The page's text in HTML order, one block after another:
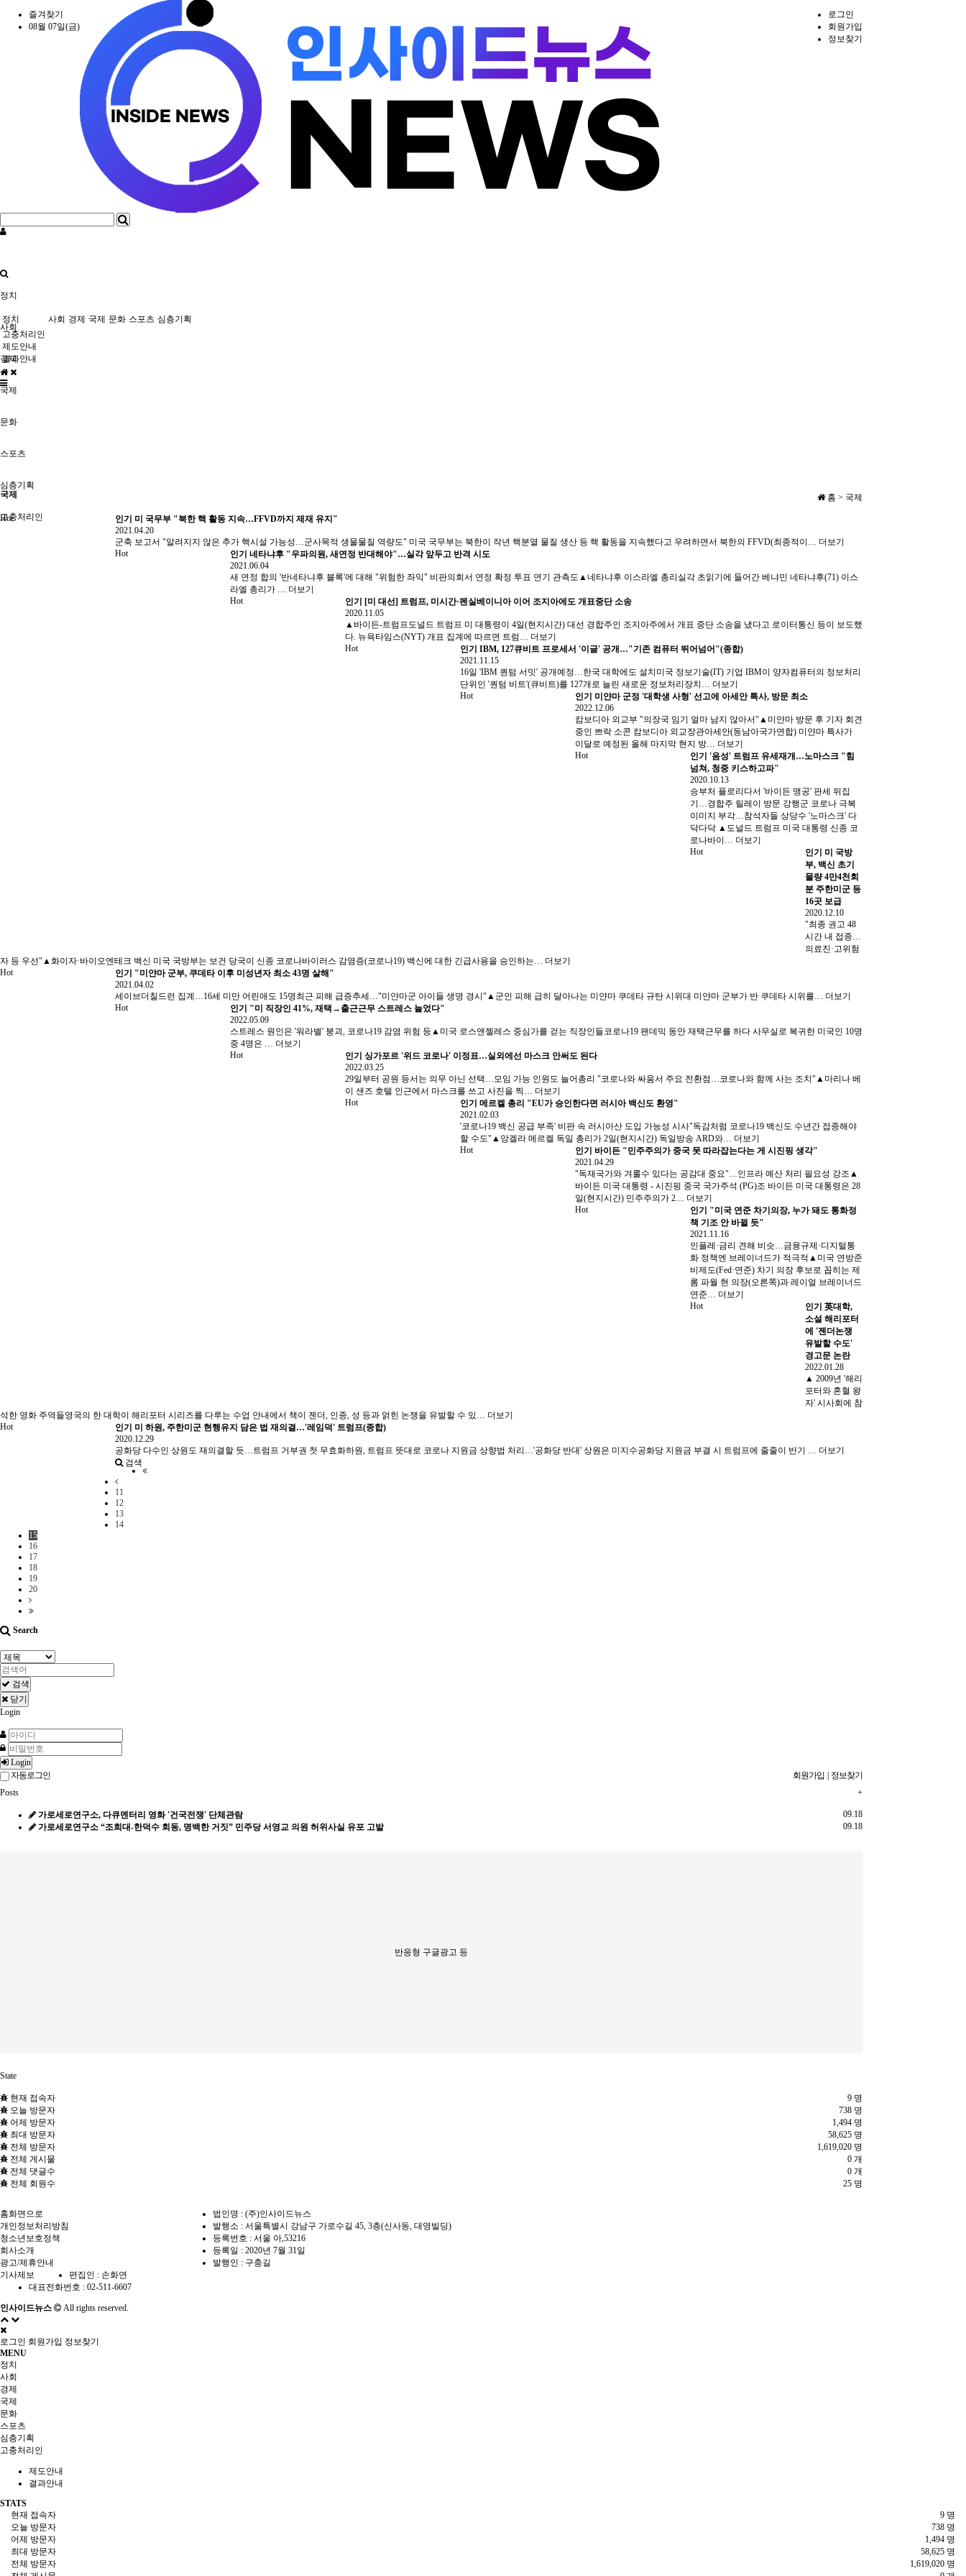
즐겨찾기
08월 07일(금)
로그인
회원가입
정보찾기
정치
사회
경제
국제
문화
스포츠
심층기획
고충처리인
정치 사회 경제 국제 문화 스포츠 심층기획
고충처리인
제도안내
결과안내
홈 > 국제
국제
Hot 인기
미 국무부 "북한 핵 활동 지속…FFVD까지 제재 유지"
2021.04.20
군축 보고서 "알려지지 않은 추가 핵시설 가능성…군사목적 생물물질 역량도" 미국 국무부는 북한이 작년 핵분열 물질 생산 등 핵 활동을 지속했다고 우려하면서 북한의 FFVD(최종적이… 더보기
Hot
인기 네타냐후 "우파의원, 새연정 반대해야"…실각 앞두고 반격 시도
2021.06.04
새 연정 합의 '반네타냐후 블록'에 대해 "위험한 좌익" 비판의회서 연정 확정 투표 연기 관측도▲네타냐후 이스라엘 총리실각 초읽기에 들어간 베냐민 네타냐후(71) 이스
라엘 총리가 … 더보기
Hot
인기
[미 대선] 트럼프, 미시간·펜실베이니아 이어 조지아에도 개표중단 소송
2020.11.05
▲바이든-트럼프도널드 트럼프 미 대통령이 4일(현지시간) 대선 경합주인 조지아주에서 개표 중단 소송을 냈다고 로이터통신 등이 보도했
다. 뉴욕타임스(NYT) 개표 집계에 따르면 트럼… 더보기
Hot
인기 IBM, 127큐비트 프로세서 '이글' 공개…"기존 컴퓨터 뛰어넘어"(종합)
2021.11.15
16일 'IBM 퀀텀 서밋' 공개예정…한국 대학에도 설치미국 정보기술(IT) 기업 IBM이 양자컴퓨터의 정보처리
단위인 '퀀텀 비트'(큐비트)를 127개로 늘린 새로운 정보처리장치… 더보기
Hot
인기
미얀마 군정 '대학생 사형' 선고에 아세안 특사, 방문 최소
2022.12.06
캄보디아 외교부 "의장국 임기 얼마 남지 않아서"▲미얀마 방문 후 기자 회견
중인 쁘락 소콘 캄보디아 외교장관아세안(동남아국가연합) 미얀마 특사가
이달로 예정된 올해 마지막 현지 방… 더보기
Hot
인기
'음성' 트럼프 유세재개…노마스크 "힘
넘쳐, 청중 키스하고파"
2020.10.13
승부처 플로리다서 '바이든 맹공' 판세 뒤집
기…경합주 릴레이 방문 강행군 코로나 극복
이미지 부각…참석자들 상당수 '노마스크' 다
닥다닥 ▲도널드 트럼프 미국 대통령 신종 코
로나바이… 더보기
Hot
인기
미 국방
부, 백신 초기
물량 4만4천회
분 주한미군 등
16곳 보급
2020.12.10
"최종 권고 48
시간 내 접종…
의료진·고위험
자 등 우선"▲화이자·바이오엔테크 백신 미국 국방부는 보건 당국이 신종 코로나바이러스 감염증(코로나19) 백신에 대한 긴급사용을 승인하는… 더보기
Hot
인기
"미얀마 군부, 쿠데타 이후 미성년자 최소 43명 살해"
2021.04.02
세이브더칠드런 집계…16세 미만 어린애도 15명최근 피해 급증추세…"미얀마군 아이들 생명 경시"▲군인 피해 급히 달아나는 미얀마 쿠데타 규탄 시위대 미얀마 군부가 반 쿠데타 시위를… 더보기
Hot
인기
"미 직장인 41%, 재택→출근근무 스트레스 늘었다"
2022.05.09
스트레스 원인은 '워라밸' 붕괴, 코로나19 감염 위험 등▲미국 로스앤젤레스 중심가를 걷는 직장인들코로나19 팬데믹 동안 재택근무를 하다 사무실로 복귀한 미국인 10명
중 4명은 … 더보기
Hot
인기 싱가포르 '위드 코로나' 이정표…실외에선 마스크 안써도 된다
2022.03.25
29일부터 공원 등서는 의무 아닌 선택…모임 가능 인원도 늘어총리 "코로나와 싸움서 주요 전환점…코로나와 함께 사는 조치"▲마리나 베
이 샌즈 호텔 인근에서 마스크를 쓰고 사진을 찍… 더보기
Hot
인기 메르켈 총리 "EU가 승인한다면 러시아 백신도 환영"
2021.02.03
'코로나19 백신 공급 부족' 비판 속 러시아산 도입 가능성 시사"독감처럼 코로나19 백신도 수년간 접종해야
할 수도"▲앙겔라 메르켈 독일 총리가 2일(현지시간) 독일방송 ARD와… 더보기
Hot
인기
바이든 "민주주의가 중국 못 따라잡는다는 게 시진핑 생각"
2021.04.29
"독재국가와 겨룰수 있다는 공감대 중요"…인프라 예산 처리 필요성 강조▲
바이든 미국 대통령 - 시진핑 중국 국가주석 (PG)조 바이든 미국 대통령은 28
일(현지시간) 민주주의가 2… 더보기
Hot
인기
"미국 연준 차기의장, 누가 돼도 통화정
책 기조 안 바뀔 듯"
2021.11.16
인플레·금리 견해 비슷…금융규제·디지털통
화 정책엔 브레이너드가 적극적▲미국 연방준
비제도(Fed·연준) 차기 의장 후보로 꼽히는 제
롬 파월 현 의장(오른쪽)과 레이얼 브레이너드
연준… 더보기
Hot
인기 英대학,
소설 해리포터
에 '젠더논쟁
유발할 수도'
경고문 논란
2022.01.28
▲ 2009년 '해리
포터와 혼혈 왕
자' 시사회에 참
석한 영화 주역들영국의 한 대학이 해리포터 시리즈를 다루는 수업 안내에서 책이 젠더, 인종, 성 등과 얽힌 논쟁을 유발할 수 있… 더보기
Hot
인기
미 하원, 주한미군 현행유지 담은 법 재의결…'레임덕' 트럼프(종합)
2020.12.29
공화당 다수인 상원도 재의결할 듯…트럼프 거부권 첫 무효화하원, 트럼프 뜻대로 코로나 지원금 상향법 처리…'공화당 반대' 상원은 미지수공화당 지원금 부결 시 트럼프에 줄줄이 반기 … 더보기
검색
11
12
13
14
15
16
17
18
19
20
Search
검색
닫기
Login
Login
자동로그인
회원가입
정보찾기
+
Posts
09.18
가로세로연구소, 다큐멘터리 영화 '건국전쟁' 단체관람
09.18
가로세로연구소 “조희대-한덕수 회동, 명백한 거짓” 민주당 서영교 의원 허위사실 유포 고발
반응형 구글광고 등
State
현재 접속자
9 명
오늘 방문자
738 명
어제 방문자
1,494 명
최대 방문자
58,625 명
전체 방문자
1,619,020 명
전체 게시물
0 개
전체 댓글수
0 개
전체 회원수
25 명
홈화면으로
개인정보처리방침
청소년보호정책
회사소개
광고/제휴안내
기사제보
법인명 : (주)인사이드뉴스
발행소 : 서울특별시 강남구 가로수길 45, 3층(신사동, 대영빌딩)
등록번호 : 서울 아,53216
등록일 : 2020년 7월 31일
발행인 : 구충길
편집인 : 손화연
대표전화번호 : 02-511-6607
인사이드뉴스 All rights reserved.
로그인 회원가입 정보찾기
MENU
정치
사회
경제
국제
문화
스포츠
심층기획
고충처리인
제도안내
결과안내
STATS
9 명
현재 접속자
738 명
오늘 방문자
1,494 명
어제 방문자
58,625 명
최대 방문자
1,619,020 명
전체 방문자